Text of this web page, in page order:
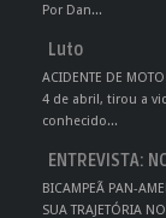
Por Dan...
Luto
ACIDENTE DE
4 de abril, tirou a
conhecido...
ENTREVISTA:
BICAMPEÃ PAN-
SUA TRAJETÓRIA